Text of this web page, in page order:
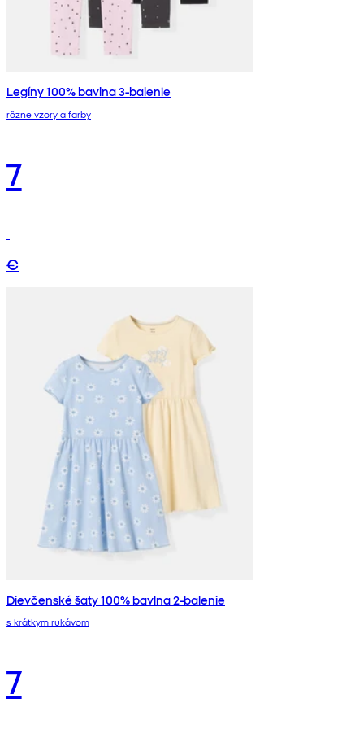
Legíny 100% bavlna 3-balenie
rôzne vzory a farby
7
€
Dievčenské šaty 100% bavlna 2-balenie
s krátkym rukávom
7